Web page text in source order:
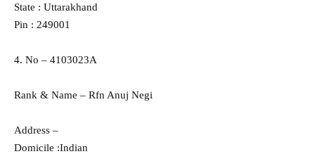
State : Uttarakhand
Pin : 249001
4. No – 4103023A
Rank & Name – Rfn Anuj Negi
Address –
Domicile :Indian